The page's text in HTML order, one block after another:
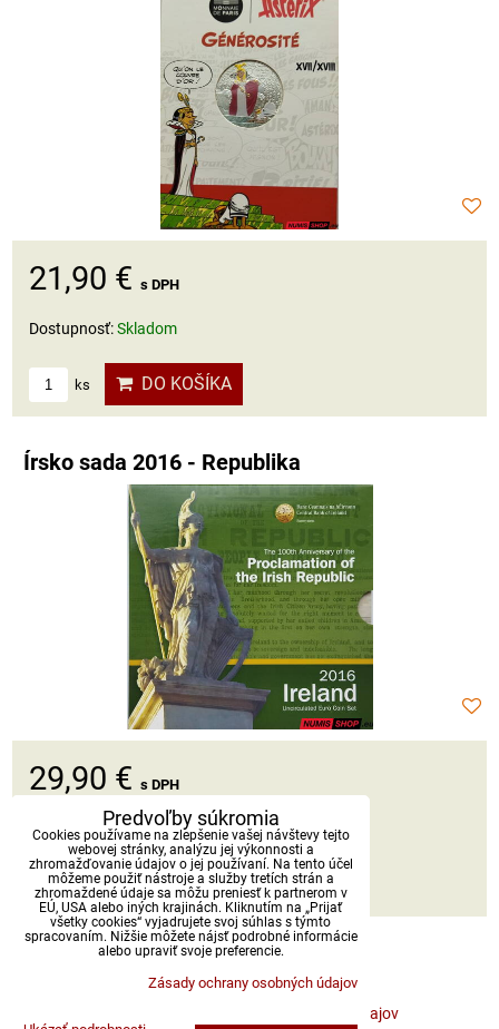
21,90 € s DPH
Dostupnosť:Skladom
ks DO KOŠÍKA
Írsko sada 2016 - Republika
29,90 € s DPH
Dostupnosť:Skladom
ks DO KOŠÍKA
Zásady ochrany osobných údajov
Predvoľby súkromia
Cookies používame na zlepšenie vašej návštevy tejto
webovej stránky, analýzu jej výkonnosti a
zhromažďovanie údajov o jej používaní. Na tento účel
môžeme použiť nástroje a služby tretích strán a
zhromaždené údaje sa môžu preniesť k partnerom v
EÚ, USA alebo iných krajinách. Kliknutím na „Prijať
všetky cookies“ vyjadrujete svoj súhlas s týmto
spracovaním. Nižšie môžete nájsť podrobné informácie
alebo upraviť svoje preferencie.
Zásady ochrany osobných údajov